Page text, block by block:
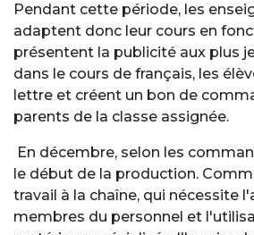
Pendant cette période, les
adaptent donc leur cours en
présentent la publicité aux plus
dans le cours de français, les
lettre et créent un bon de
parents de la classe assignée.
En décembre, selon les
le début de la production.
travail à la chaîne, qui nécessite
membres du personnel et